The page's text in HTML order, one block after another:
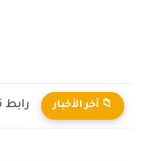
📁 آخر الأخبار